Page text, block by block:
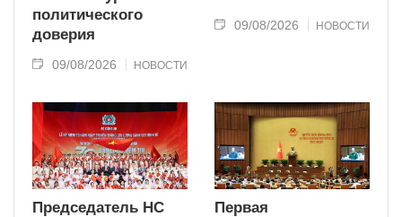
политического
доверия
09/08/2026 НОВОСТИ
09/08/2026 НОВОСТИ
Председатель НС
Первая